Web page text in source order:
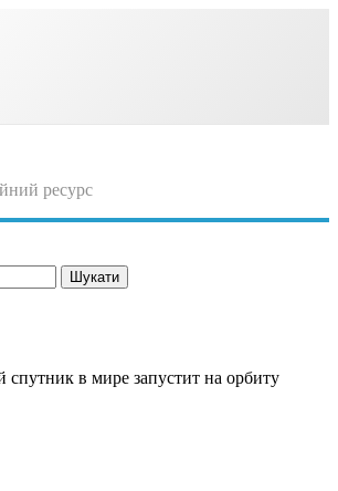
ресурс
в мире запустит на орбиту